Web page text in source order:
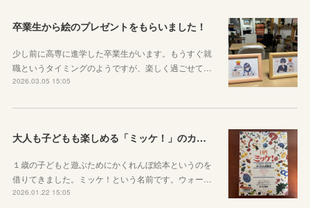
卒業生から絵のプレゼントをもらいました！
少し前に高専に進学した卒業生がいます。もうすぐ就
職というタイミングのようですが、楽しく過ごせて…
2026.03.05 15:05
大人も子どもも楽しめる「ミッケ！」のカニに翻弄された話
１歳の子どもと遊ぶためにかくれんぼ絵本というのを
借りてきました。ミッケ！という名前です。ウォー…
2026.01.22 15:05